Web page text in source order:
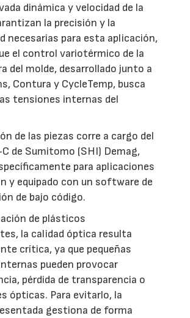
dinámica y velocidad de la
la precisión y la
necesarias para esta aplicación,
el control variotérmico de la
del molde, desarrollado junto a
Contura y CycleTemp, busca
tensiones internas del
de las piezas corre a cargo del
de Sumitomo (SHI) Demag,
para aplicaciones
y equipado con un software de
de bajo código.
de plásticos
la calidad óptica resulta
crítica, ya que pequeñas
pueden provocar
pérdida de transparencia o
ópticas. Para evitarlo, la
gestiona de forma